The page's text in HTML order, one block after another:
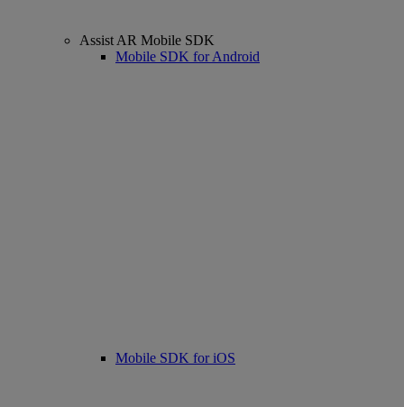
Assist AR Mobile SDK
Mobile SDK for Android
Mobile SDK for iOS